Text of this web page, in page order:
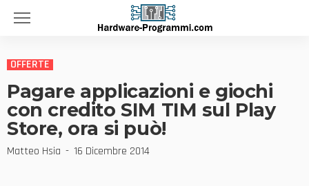
OFFERTE
Pagare applicazioni e giochi
con credito SIM TIM sul Play
Store, ora si può!
Matteo Hsia 16 Dicembre 2014